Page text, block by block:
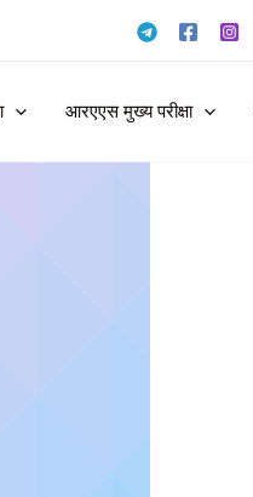
आरएएस मुख्य परीक्षा